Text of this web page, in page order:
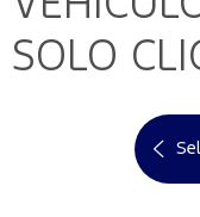
Garantia
Manuales
Conoce
de
Agenda
Ford
Repuestos
y
Repuestos
Sync
Ford en
Valores
Sesión
cuenta
SOLO